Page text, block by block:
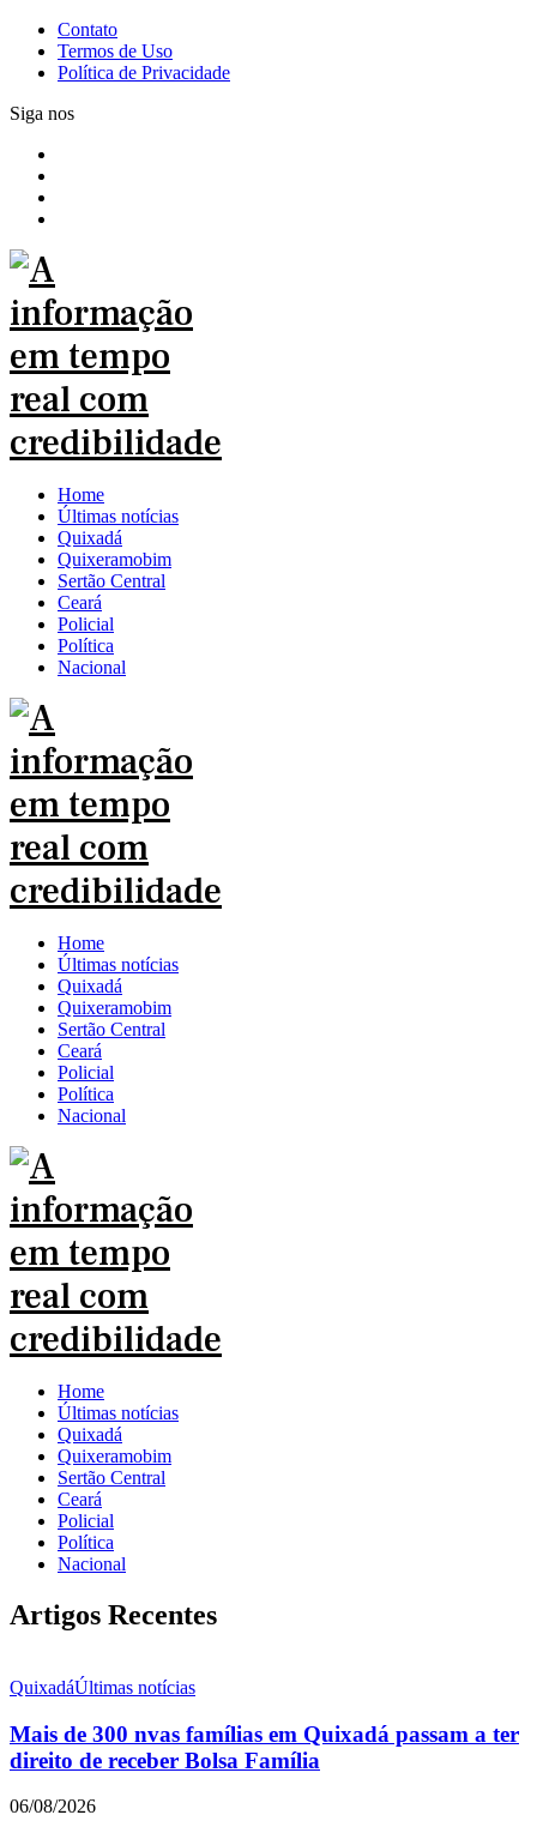
Contato
Termos de Uso
Política de Privacidade
Siga nos
Home
Últimas notícias
Quixadá
Quixeramobim
Sertão Central
Ceará
Policial
Política
Nacional
Home
Últimas notícias
Quixadá
Quixeramobim
Sertão Central
Ceará
Policial
Política
Nacional
Home
Últimas notícias
Quixadá
Quixeramobim
Sertão Central
Ceará
Policial
Política
Nacional
Artigos Recentes
QuixadáÚltimas notícias
Mais de 300 nvas famílias em Quixadá passam a ter
direito de receber Bolsa Família
06/08/2026